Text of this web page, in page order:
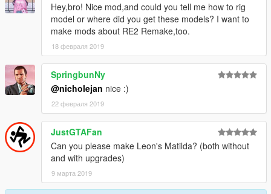
Hey,bro! Nice mod,and could you tell me how to rig
model or where did you get these models? I want to
make mods about RE2 Remake,too.
18 февраля 2019
SpringbunNy
@nicholejan nice :)
22 февраля 2019
JustGTAFan
Can you please make Leon's Matilda? (both without
and with upgrades)
9 марта 2019